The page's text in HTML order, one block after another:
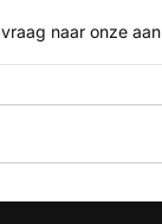
naar onze